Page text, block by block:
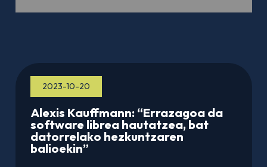
2023-10-20
Alexis Kauffmann: “Errazagoa da
software librea hautatzea, bat
datorrelako hezkuntzaren
balioekin”